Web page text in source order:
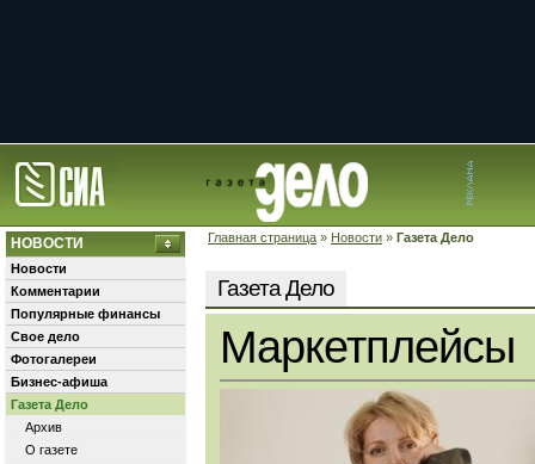
Главная страница » Новости » Газета Дело
НОВОСТИ
Новости
Комментарии
Популярные финансы
Свое дело
Фотогалереи
Бизнес-афиша
Газета Дело
Архив
О газете
Газета Дело
Маркетплейсы